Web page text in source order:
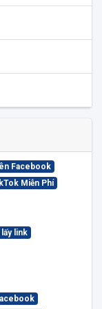
Facebook
Miễn Phí
lấy link